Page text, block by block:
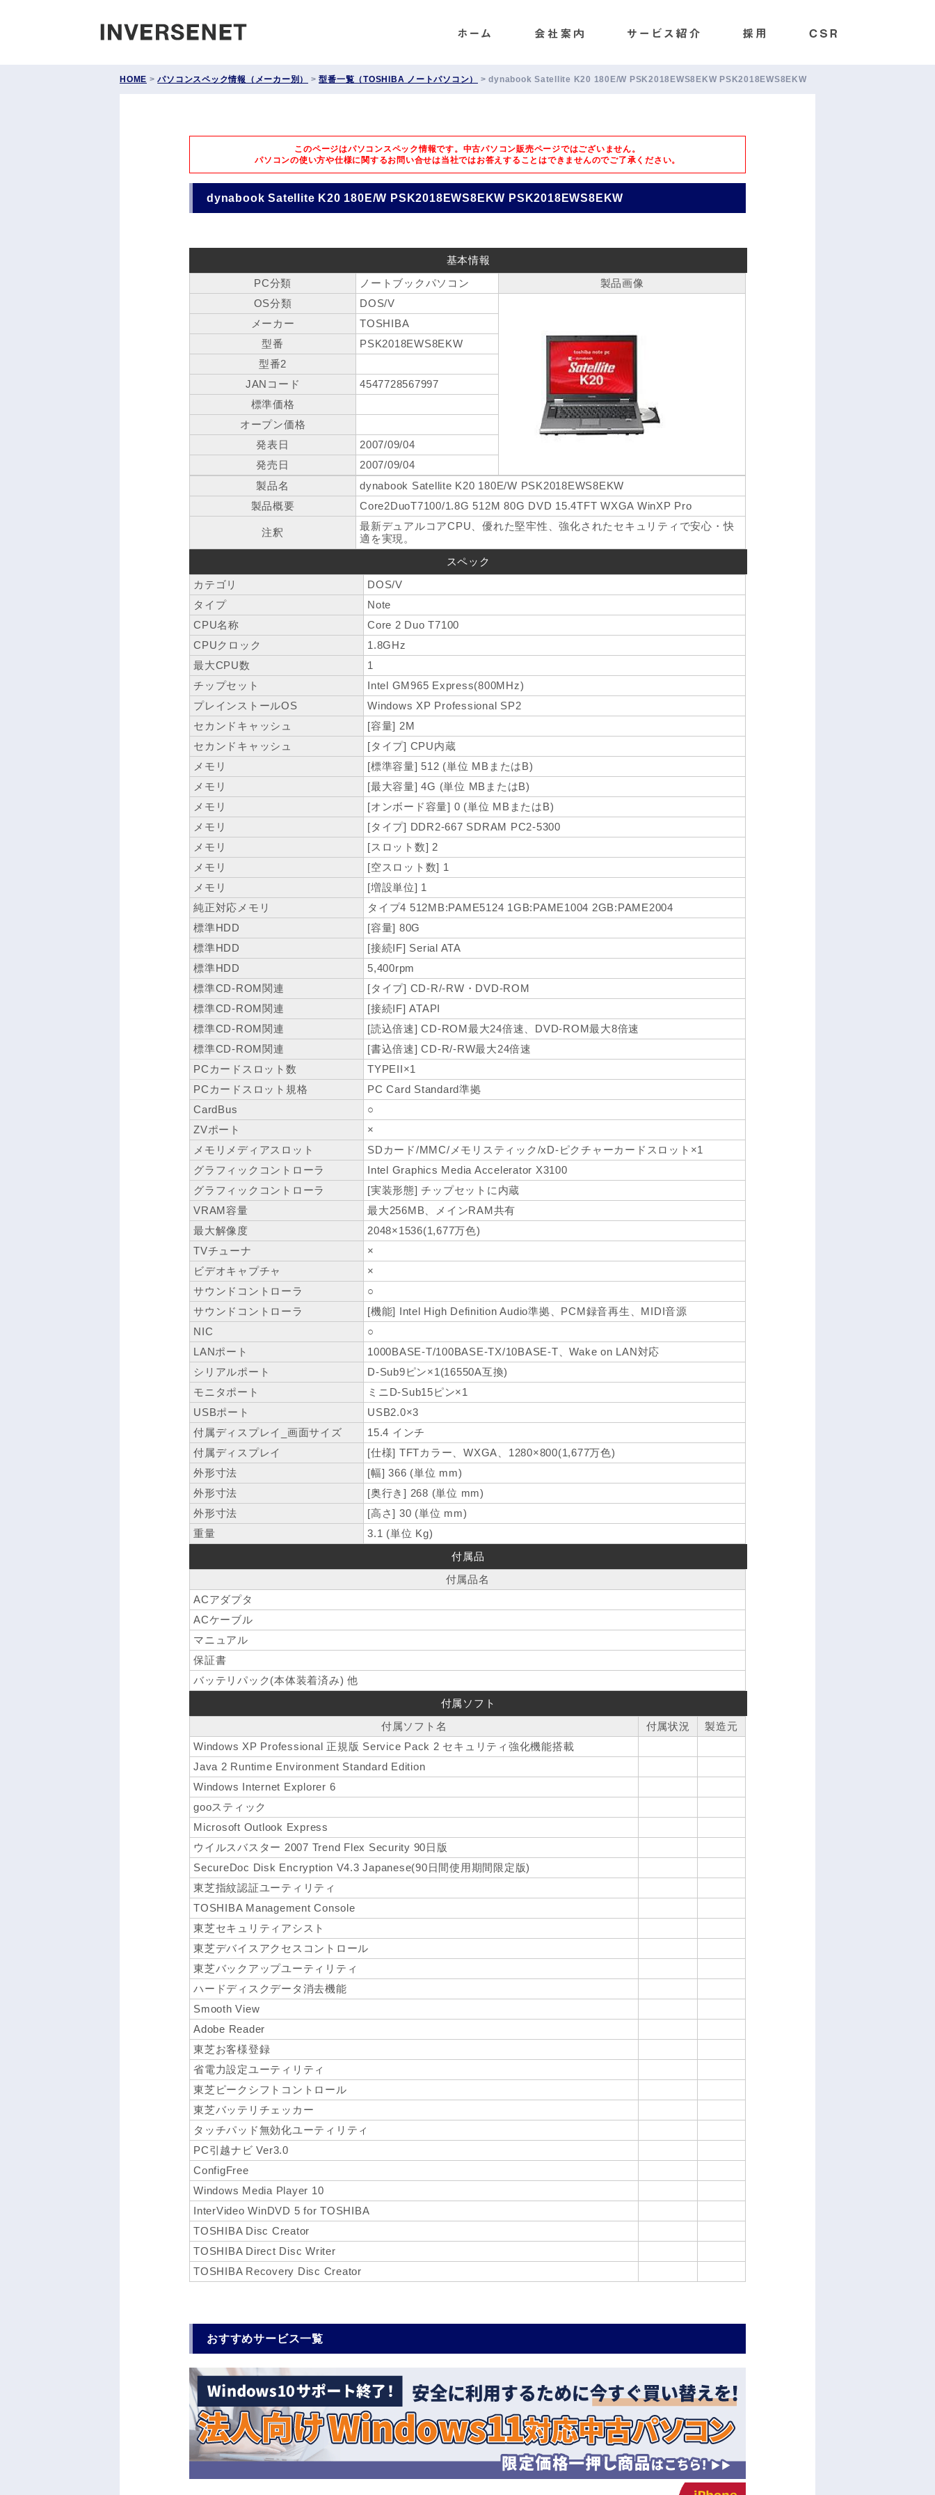
HOME >パソコンスペック情報（メーカー別） >型番一覧（TOSHIBA ノートパソコン） >dynabook Satellite K20 180E/W PSK2018EWS8EKW PSK2018EWS8EKW
このページはパソコンスペック情報です。中古パソコン販売ページではございません。
パソコンの使い方や仕様に関するお問い合せは当社ではお答えすることはできませんのでご了承ください。
dynabook Satellite K20 180E/W PSK2018EWS8EKW PSK2018EWS8EKW
基本情報
PC分類
ノートブックパソコン
製品画像
OS分類
DOS/V
メーカー
TOSHIBA
型番
PSK2018EWS8EKW
型番2
JANコード
4547728567997
標準価格
オープン価格
発表日
2007/09/04
発売日
2007/09/04
製品名
dynabook Satellite K20 180E/W PSK2018EWS8EKW
製品概要
Core2DuoT7100/1.8G 512M 80G DVD 15.4TFT WXGA WinXP Pro
注釈
最新デュアルコアCPU、優れた堅牢性、強化されたセキュリティで安心・快
適を実現。
スペック
カテゴリ
DOS/V
タイプ
Note
CPU名称
Core 2 Duo T7100
CPUクロック
1.8GHz
最大CPU数
1
チップセット
Intel GM965 Express(800MHz)
プレインストールOS
Windows XP Professional SP2
セカンドキャッシュ
[容量] 2M
セカンドキャッシュ
[タイプ] CPU内蔵
メモリ
[標準容量] 512 (単位 MBまたはB)
メモリ
[最大容量] 4G (単位 MBまたはB)
メモリ
[オンボード容量] 0 (単位 MBまたはB)
メモリ
[タイプ] DDR2-667 SDRAM PC2-5300
メモリ
[スロット数] 2
メモリ
[空スロット数] 1
メモリ
[増設単位] 1
純正対応メモリ
タイプ4 512MB:PAME5124 1GB:PAME1004 2GB:PAME2004
標準HDD
[容量] 80G
標準HDD
[接続IF] Serial ATA
標準HDD
5,400rpm
標準CD-ROM関連
[タイプ] CD-R/-RW・DVD-ROM
標準CD-ROM関連
[接続IF] ATAPI
標準CD-ROM関連
[読込倍速] CD-ROM最大24倍速、DVD-ROM最大8倍速
標準CD-ROM関連
[書込倍速] CD-R/-RW最大24倍速
PCカードスロット数
TYPEII×1
PCカードスロット規格
PC Card Standard準拠
CardBus
○
ZVポート
×
メモリメディアスロット
SDカード/MMC/メモリスティック/xD-ピクチャーカードスロット×1
グラフィックコントローラ
Intel Graphics Media Accelerator X3100
グラフィックコントローラ
[実装形態] チップセットに内蔵
VRAM容量
最大256MB、メインRAM共有
最大解像度
2048×1536(1,677万色)
TVチューナ
×
ビデオキャプチャ
×
サウンドコントローラ
○
サウンドコントローラ
[機能] Intel High Definition Audio準拠、PCM録音再生、MIDI音源
NIC
○
LANポート
1000BASE-T/100BASE-TX/10BASE-T、Wake on LAN対応
シリアルポート
D-Sub9ピン×1(16550A互換)
モニタポート
ミニD-Sub15ピン×1
USBポート
USB2.0×3
付属ディスプレイ_画面サイズ
15.4 インチ
付属ディスプレイ
[仕様] TFTカラー、WXGA、1280×800(1,677万色)
外形寸法
[幅] 366 (単位 mm)
外形寸法
[奥行き] 268 (単位 mm)
外形寸法
[高さ] 30 (単位 mm)
重量
3.1 (単位 Kg)
付属品
付属品名
ACアダプタ
ACケーブル
マニュアル
保証書
バッテリパック(本体装着済み) 他
付属ソフト
付属ソフト名
付属状況
製造元
Windows XP Professional 正規版 Service Pack 2 セキュリティ強化機能搭載
Java 2 Runtime Environment Standard Edition
Windows Internet Explorer 6
gooスティック
Microsoft Outlook Express
ウイルスバスター 2007 Trend Flex Security 90日版
SecureDoc Disk Encryption V4.3 Japanese(90日間使用期間限定版)
東芝指紋認証ユーティリティ
TOSHIBA Management Console
東芝セキュリティアシスト
東芝デバイスアクセスコントロール
東芝バックアップユーティリティ
ハードディスクデータ消去機能
Smooth View
Adobe Reader
東芝お客様登録
省電力設定ユーティリティ
東芝ピークシフトコントロール
東芝バッテリチェッカー
タッチパッド無効化ユーティリティ
PC引越ナビ Ver3.0
ConfigFree
Windows Media Player 10
InterVideo WinDVD 5 for TOSHIBA
TOSHIBA Disc Creator
TOSHIBA Direct Disc Writer
TOSHIBA Recovery Disc Creator
おすすめサービス一覧